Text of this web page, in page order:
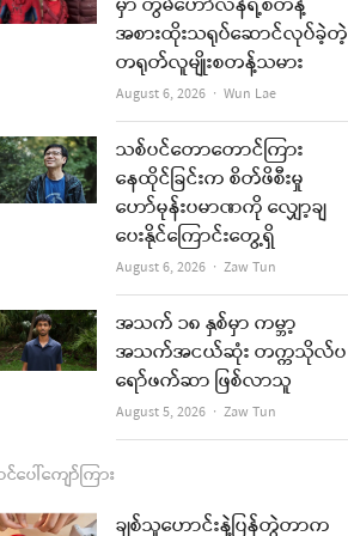
m
b
e
အစားထိုးသရုပ်ဆောင်လုပ်ခဲ့တဲ့
တရုတ်လူမျိုးစတန့်သမား
August 6, 2026 Author
Wun Lae
သစ်ပင်တောတောင်ကြား
နေထိုင်ခြင်းက စိတ်ဖိစီးမှု
ဟော်မုန်းပမာဏကို လျှော့ချ
ပေးနိုင်ကြောင်းတွေ့ရှိ
August 6, 2026 Author
Zaw Tun
အသက် ၁၈ နှစ်မှာ ကမ္ဘာ့
အသက်အငယ်ဆုံး တက္ကသိုလ်ပ
ရော်ဖက်ဆာ ဖြစ်လာသူ
August 5, 2026 Author
Zaw Tun
ပေါ်ကျော်ကြား
ချစ်သူဟောင်းနဲ့ပြန်တွဲတာက